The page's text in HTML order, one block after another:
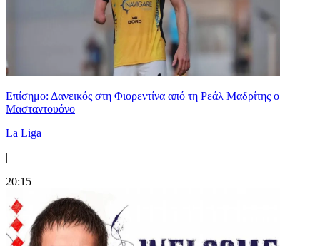
Επίσημο: Δανεικός στη Φιορεντίνα από τη Ρεάλ Μαδρίτης ο
Μασταντουόνο
La Liga
|
20:15